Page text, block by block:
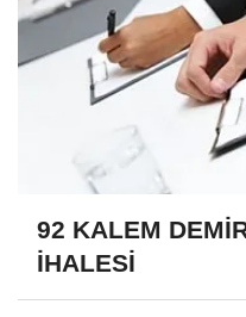
92 KALEM
İHALESİ